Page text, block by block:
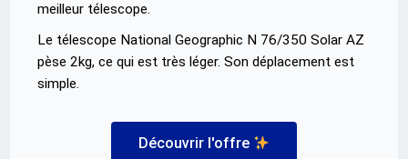
meilleur télescope.
Le télescope National Geographic N 76/350 Solar AZ
pèse 2kg, ce qui est très léger. Son déplacement est
simple.
Découvrir l'offre